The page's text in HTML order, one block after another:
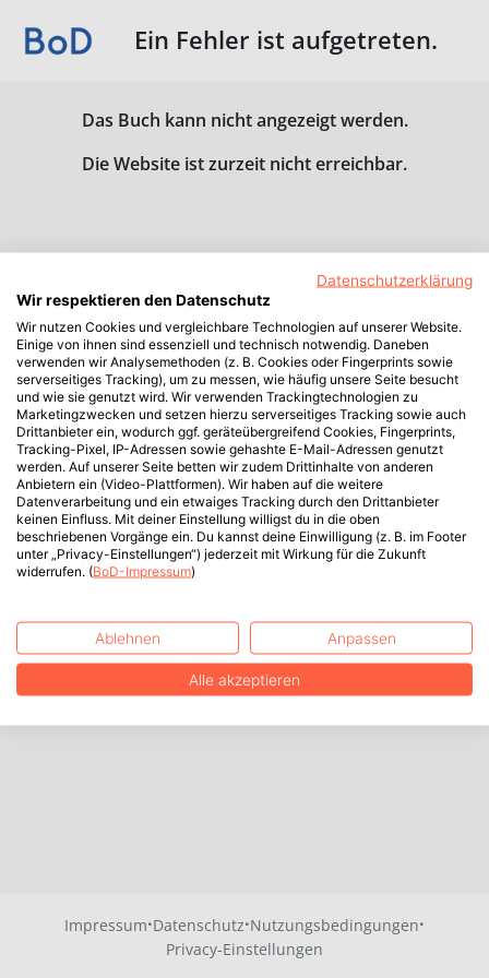
Ein Fehler ist aufgetreten.
Das Buch kann nicht angezeigt werden.
Die Website ist zurzeit nicht erreichbar.
Impressum·Datenschutz·Nutzungsbedingungen·
Privacy-Einstellungen
Datenschutzerklärung
Wir respektieren den Datenschutz
Wir nutzen Cookies und vergleichbare Technologien auf unserer Website.
Einige von ihnen sind essenziell und technisch notwendig. Daneben
verwenden wir Analysemethoden (z. B. Cookies oder Fingerprints sowie
serverseitiges Tracking), um zu messen, wie häufig unsere Seite besucht
und wie sie genutzt wird. Wir verwenden Trackingtechnologien zu
Marketingzwecken und setzen hierzu serverseitiges Tracking sowie auch
Drittanbieter ein, wodurch ggf. geräteübergreifend Cookies, Fingerprints,
Tracking-Pixel, IP-Adressen sowie gehashte E-Mail-Adressen genutzt
werden. Auf unserer Seite betten wir zudem Drittinhalte von anderen
Anbietern ein (Video-Plattformen). Wir haben auf die weitere
Datenverarbeitung und ein etwaiges Tracking durch den Drittanbieter
keinen Einfluss. Mit deiner Einstellung willigst du in die oben
beschriebenen Vorgänge ein. Du kannst deine Einwilligung (z. B. im Footer
unter „Privacy-Einstellungen“) jederzeit mit Wirkung für die Zukunft
widerrufen. (BoD-Impressum)
Ablehnen Anpassen
Alle akzeptieren